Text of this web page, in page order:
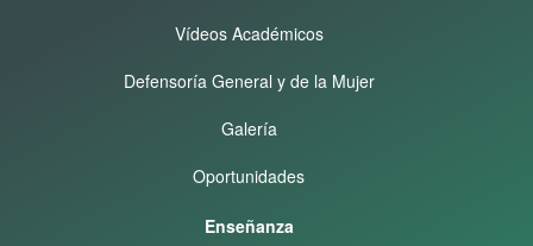
Vídeos Académicos
Defensoría General y de la Mujer
Galería
Oportunidades
Enseñanza